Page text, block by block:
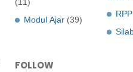
Modul Ajar (39)
FOLLOW